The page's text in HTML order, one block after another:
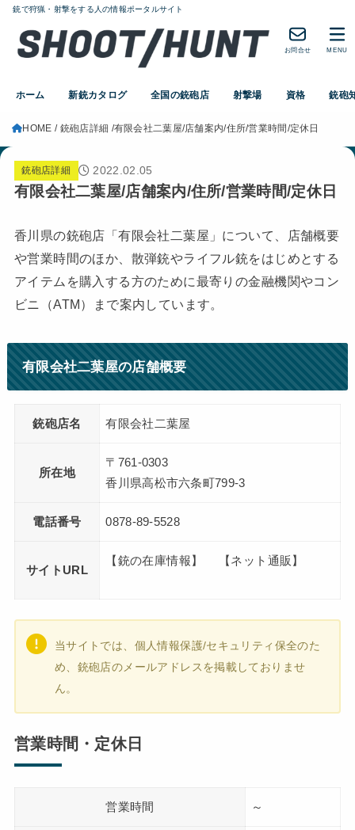
銃で狩猟・射撃をする人の情報ポータルサイト
ホーム 新銃カタログ 全国の銃砲店 射撃場 資格 銃砲
お問合せ MENU
HOME 銃砲店詳細 有限会社二葉屋/店舗案内/住所/営業時間/定休日
銃砲店詳細 2022.02.05
有限会社二葉屋/店舗案内/住所/営業時間/定休日
香川県の銃砲店「有限会社二葉屋」について、店舗概要
や営業時間のほか、散弾銃やライフル銃をはじめとする
アイテムを購入する方のために最寄りの金融機関やコン
ビニ（ATM）まで案内しています。
有限会社二葉屋の店舗概要
銃砲店名 有限会社二葉屋
所在地
〒761-0303
香川県高松市六条町799-3
電話番号 0878-89-5528
サイトURL
【銃の在庫情報】 【ネット通販】
当サイトでは、個人情報保護/セキュリティ保全のた
め、銃砲店のメールアドレスを掲載しておりませ
ん。
営業時間・定休日
営業時間 ～